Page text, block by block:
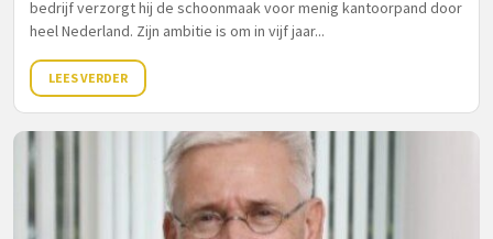
bedrijf verzorgt hij de schoonmaak voor menig kantoorpand door
heel Nederland. Zijn ambitie is om in vijf jaar...
LEES VERDER